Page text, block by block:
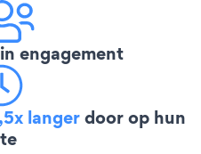
in engagement
langerdoor op hun